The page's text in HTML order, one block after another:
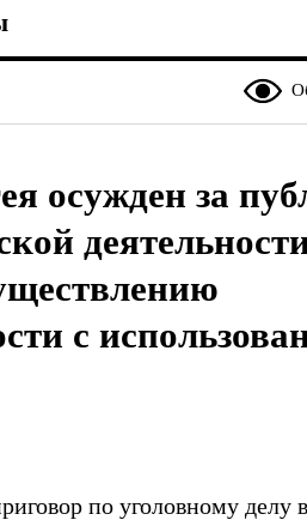
осужден за
с
по уголовному делу